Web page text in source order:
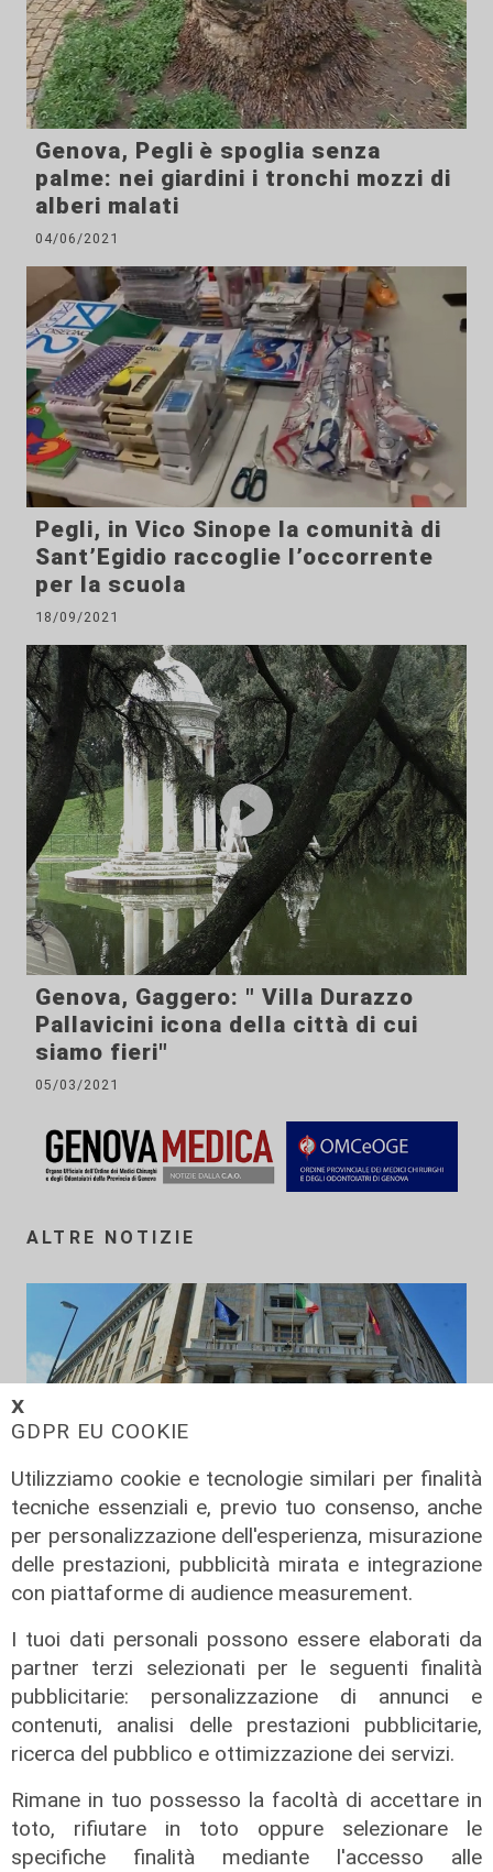
𝗫
GDPR EU COOKIE
Utilizziamo cookie e tecnologie similari per finalità
tecniche essenziali e, previo tuo consenso, anche
per personalizzazione dell'esperienza, misurazione
delle prestazioni, pubblicità mirata e integrazione
con piattaforme di audience measurement.
I tuoi dati personali possono essere elaborati da
partner terzi selezionati per le seguenti finalità
pubblicitarie: personalizzazione di annunci e
contenuti, analisi delle prestazioni pubblicitarie,
ricerca del pubblico e ottimizzazione dei servizi.
Rimane in tuo possesso la facoltà di accettare in
toto, rifiutare in toto oppure selezionare le
specifiche finalità mediante l'accesso alle
Genova, Pegli è spoglia senza
palme: nei giardini i tronchi mozzi di
alberi malati
04/06/2021
Pegli, in Vico Sinope la comunità di
Sant’Egidio raccoglie l’occorrente
per la scuola
18/09/2021
Genova, Gaggero: " Villa Durazzo
Pallavicini icona della città di cui
siamo fieri"
05/03/2021
ALTRE NOTIZIE
Le dichiarazioni
Sicurezza a Genova: il SIAP auspica
Piantedosi e la Sindaca Salis riporti
il tema nell’alveo corretto dei Patti
per la
08/08/2026
di Redazione